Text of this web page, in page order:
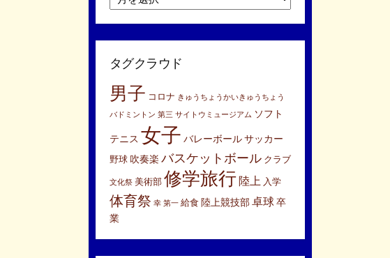
別
ア
ー
イ
ブ
タグクラウド
男子 コロナ きゅうちょうかいきゅうちょう
バドミントン 第三 サイトウミュージアム ソフト
テニス 女子 バレーボールサッカー
野球 吹奏楽 バスケットボール クラブ
文化祭 美術部 修学旅行陸上 入学
体育祭 幸 第一 給食 陸上競技部卓球卒
業